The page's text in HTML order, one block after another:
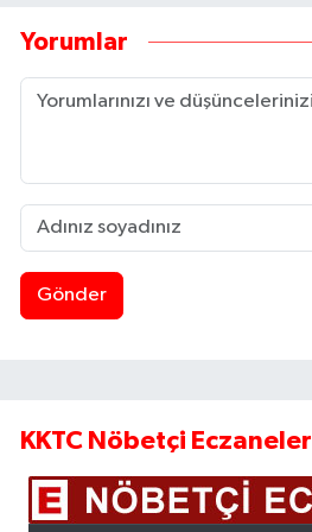
Yorumlar
Gönder
KKTC Nöbetçi Eczaneler